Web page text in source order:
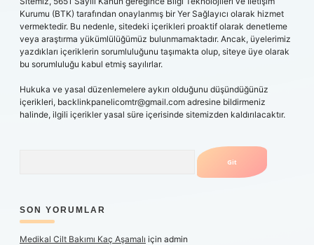
Kurumu (BTK) tarafından onaylanmış bir Yer Sağlayıcı olarak hizmet
vermektedir. Bu nedenle, sitedeki içerikleri proaktif olarak denetleme
veya araştırma yükümlülüğümüz bulunmamaktadır. Ancak, üyelerimiz
yazdıkları içeriklerin sorumluluğunu taşımakta olup, siteye üye olarak
bu sorumluluğu kabul etmiş sayılırlar.
Hukuka ve yasal düzenlemelere aykırı olduğunu düşündüğünüz
içerikleri, backlinkpanelicomtr@gmail.com adresine bildirmeniz
halinde, ilgili içerikler yasal süre içerisinde sitemizden kaldırılacaktır.
SON YORUMLAR
Medikal Cilt Bakımı Kaç Aşamalı için admin